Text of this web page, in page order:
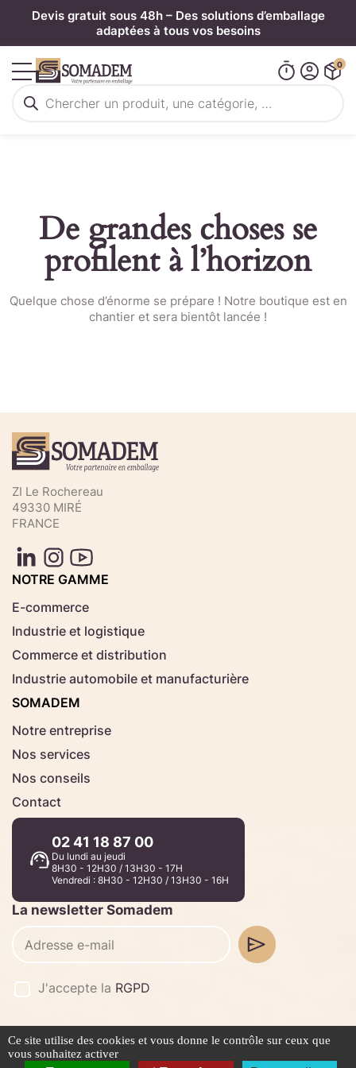
Devis gratuit sous 48h – Des solutions d’emballage
adaptées à tous vos besoins
de
0
De grandes choses se
profilent à l’horizon
Quelque chose d’énorme se prépare ! Notre boutique est en
chantier et sera bientôt lancée !
commande rapide
Aucun fichier
Télécharger
ZI Le Rochereau
49330 MIRÉ
FRANCE
NOTRE GAMME
E-commerce
Industrie et logistique
Commerce et distribution
Industrie automobile et manufacturière
SOMADEM
Notre entreprise
Nos services
Nos conseils
Contact
02 41 18 87 00
Du lundi au jeudi
8H30 - 12H30 / 13H30 - 17H
Vendredi : 8H30 - 12H30 / 13H30 - 16H
La newsletter Somadem
J'accepte la RGPD
©2026 -Stafe.fr
Mentions légales
Politique de confidentialité
Panneau de gestion des cookies
Ce site utilise des cookies et vous donne le contrôle sur ceux que
vous souhaitez activer